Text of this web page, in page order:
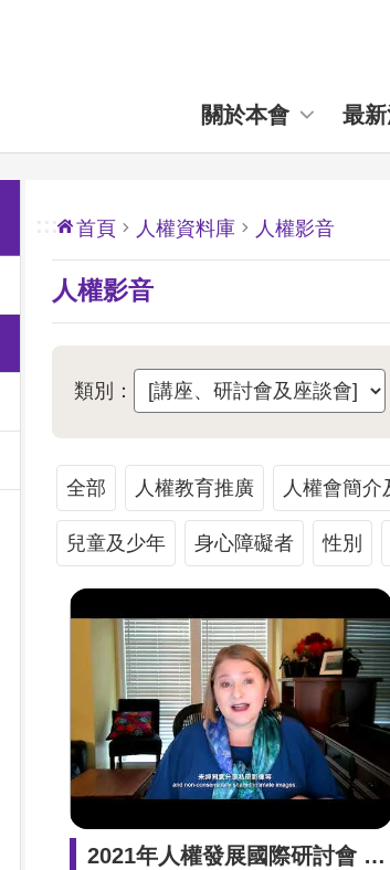
關於本會 最
::: 首頁 人權資料庫 人權影音
人權影音
類別：
全部 人權教育推廣 人權會簡介
兒童及少年 身心障礙者 性別
2021年人權發展國際研討會 主題發表2 性別與人權 主講人Cindy Southworth